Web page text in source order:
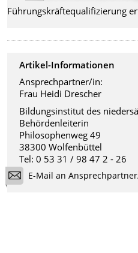
Führungskräftequalifizierung
Artikel-Informationen
Ansprechpartner/in:
Frau Heidi Drescher
Bildungsinstitut des
Behördenleiterin
Philosophenweg 49
38300 Wolfenbüttel
Tel: 0 53 31 / 98 47 2 - 26
E-Mail an